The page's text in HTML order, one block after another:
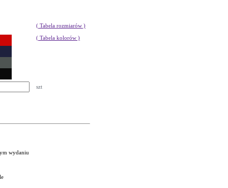
( Tabela rozmiarów )
( Tabela kolorów )
szt
wydaniu